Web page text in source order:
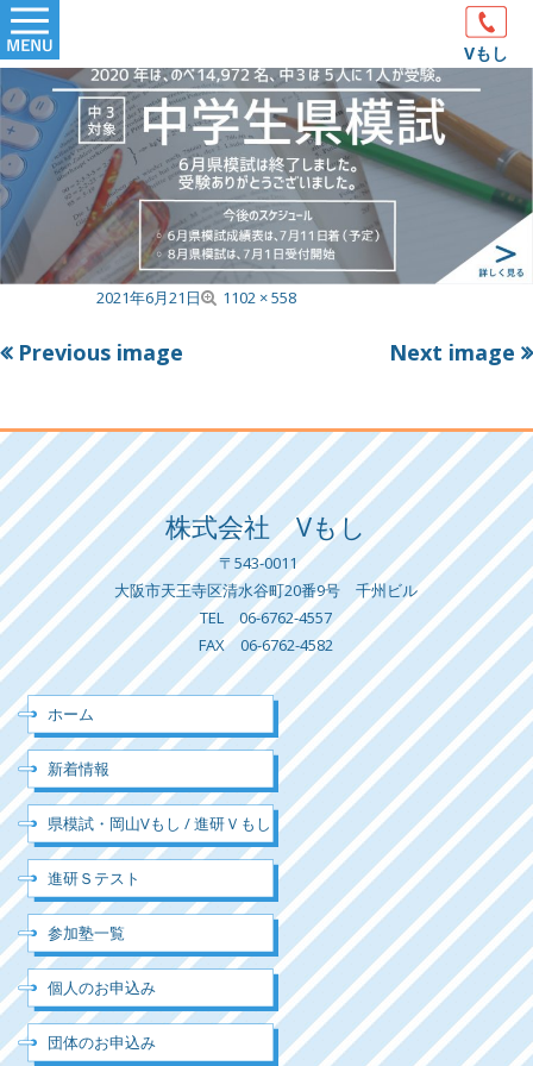
Skip
to
content
Vもし
Primary
Menu
Published on2021年6月21日
F
i
z
e
1102 × 558
Previous image Next image
株式会社 Vもし
〒543-0011
大阪市天王寺区清水谷町20番9号 千州ビル
TEL 06-6762-4557
FAX 06-6762-4582
ホーム
新着情報
県模試・岡山Vもし / 進研Ｖもし
進研Ｓテスト
参加塾一覧
個人のお申込み
団体のお申込み